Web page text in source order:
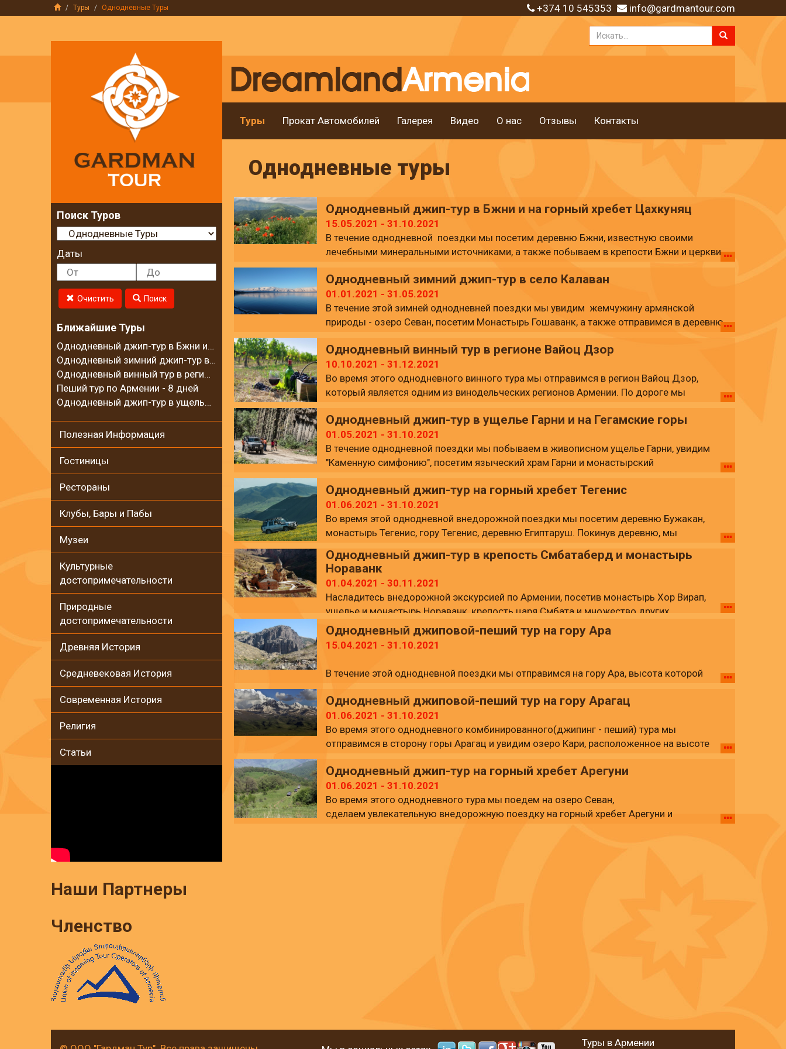
Туры Однодневные Туры +374 10 545353 info@gardmantour.com
Туры Прокат Автомобилей Галерея Видео О нас Отзывы Контакты
Поиск Туров
Даты
Очистить Поиск
Ближайшие Туры
Однодневный джип-тур в Бжни и на горный хребет Цахкуняц
Однодневный зимний джип-тур в село Калаван
Однодневный винный тур в регионе Вайоц Дзор
Пеший тур по Армении - 8 дней
Однодневный джип-тур в ущелье Гарни и на Гегамские горы
Полезная Информация
Гостиницы
Рестораны
Клубы, Бары и Пабы
Музеи
Культурные
достопримечательности
Природные
достопримечательности
Древняя История
Средневековая История
Современная История
Религия
Статьи
Наши Партнеры
Членство
Однодневные туры
Однодневный джип-тур в Бжни и на горный хребет Цахкуняц
15.05.2021 - 31.10.2021
В течение однодневной поездки мы посетим деревню Бжни, известную своими
лечебными минеральными источниками, а также побываем в крепости Бжни и церкви
Святой Богородицы. Затем мы проедем по горным хребтам Цахкуняц к
церкви Майраванк и вернемся в Ереван.
Однодневный зимний джип-тур в село Калаван
01.01.2021 - 31.05.2021
В течение этой зимней однодневней поездки мы увидим жемчужину армянской
природы - озеро Севан, посетим Монастырь Гошаванк, а также отправимся в деревню
поездки мы насладимся свежим воздухом, панорамным видом, деревенским
гостеприимством и таинствами духовной жизни.
Затем мы вернемся в Ереван.
Однодневный винный тур в регионе Вайоц Дзор
10.10.2021 - 31.12.2021
Во время этого однодневного винного тура мы отправимся в регион Вайоц Дзор,
который является одним из винодельческих регионов Армении. По дороге мы
наслаждаться свежим воздухом, панорамными видами и деревенским
гостеприимством.
Мы посетим монастырь Нораванк, 6000-летнюю винодельню в пещере Арени 1,
пообедаем в доме у местного сельчанина, где попробуем домашнее вино, побываем
на виноградниках сорта Арени в селе Агавнадзор, совершим тур с дегустацией на
винном заводе Старый Арени. После тура мы вернемся в Ереван.
Однодневный джип-тур в ущелье Гарни и на Гегамские горы
01.05.2021 - 31.10.2021
В течение однодневной поездки мы побываем в живописном ущелье Гарни, увидим
"Каменную симфонию", посетим языческий храм Гарни и монастырский
на вулканический хребет Гегамских гор. Здесь мы насладимся красотой природы и
увидим петроглифы с тысячелетней историей.
Однодневный джип-тур на горный хребет Тегенис
01.06.2021 - 31.10.2021
Во время этой однодневной внедорожной поездки мы посетим деревню Бужакан,
монастырь Тегенис, гору Тегенис, деревню Египтаруш. Покинув деревню, мы
спустимся в Апаран, и вдоль Апаранского водохранилища вернемся в Ереван.
Однодневный джип-тур в крепость Смбатаберд и монастырь
Нораванк
01.04.2021 - 30.11.2021
Насладитесь внедорожной экскурсией по Армении, посетив монастырь Хор Вирап,
ущелье и монастырь Нораванк, крепость царя Смбата и множество других
достопримечательностей. .
Однодневный джиповой-пеший тур на гору Ара
15.04.2021 - 31.10.2021
В течение этой однодневной поездки мы отправимся на гору Ара, высота которой
маленький и красивый монастырь под названием Цахкеванк и вернемся обратно в
Ереван.
Однодневный джиповой-пеший тур на гору Арагац
01.06.2021 - 31.10.2021
Во время этого однодневного комбинированного(джипинг - пеший) тура мы
отправимся в сторону горы Арагац и увидим озеро Кари, расположенное на высоте
После пешого тура мы посетим крепость Амберд, а затем вернемся в Ереван.
Однодневный джип-тур на горный хребет Арегуни
01.06.2021 - 31.10.2021
Во время этого однодневного тура мы поедем на озеро Севан,
сделаем увлекательную внедорожную поездку на горный хребет Арегуни и
Туры в Армении